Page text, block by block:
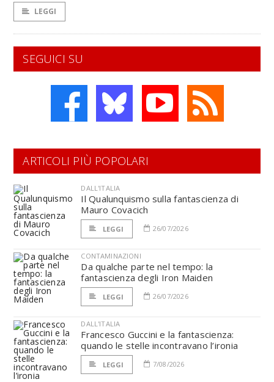
LEGGI
SEGUICI SU
ARTICOLI PIÙ POPOLARI
DALL'ITALIA
Il Qualunquismo sulla fantascienza di
Mauro Covacich
LEGGI 26/07/2026
CONTAMINAZIONI
Da qualche parte nel tempo: la
fantascienza degli Iron Maiden
LEGGI 26/07/2026
DALL'ITALIA
Francesco Guccini e la fantascienza:
quando le stelle incontravano l’ironia
LEGGI 7/08/2026